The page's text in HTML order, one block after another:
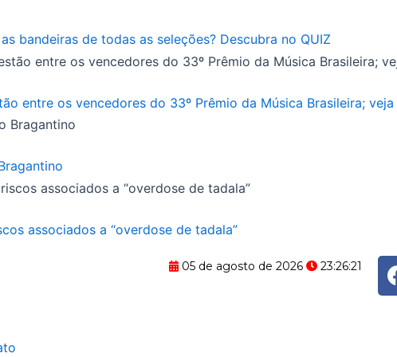
bandeiras de todas as seleções? Descubra no QUIZ
entre os vencedores do 33º Prêmio da Música Brasileira;
associados a “overdose de tadala”
05 de agosto de 2026 23:26:22